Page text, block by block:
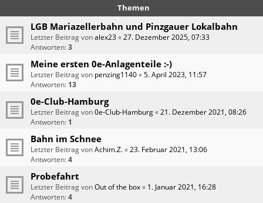
Themen
LGB Mariazellerbahn und Pinzgauer Lokalbahn
Letzter Beitrag vonalex23«27. Dezember 2025, 07:33
Antworten:3
Meine ersten 0e-Anlagenteile :-)
Letzter Beitrag von penzing1140«5. April 2023, 11:57
Antworten: 13
0e-Club-Hamburg
Letzter Beitrag von0e-Club-Hamburg«21. Dezember 2021, 08:26
Antworten: 1
Bahn im Schnee
Letzter Beitrag vonAchim.Z.«23. Februar 2021, 13:06
Antworten:4
Probefahrt
Letzter Beitrag vonOut of the box« 1. Januar 2021, 16:28
Antworten:4